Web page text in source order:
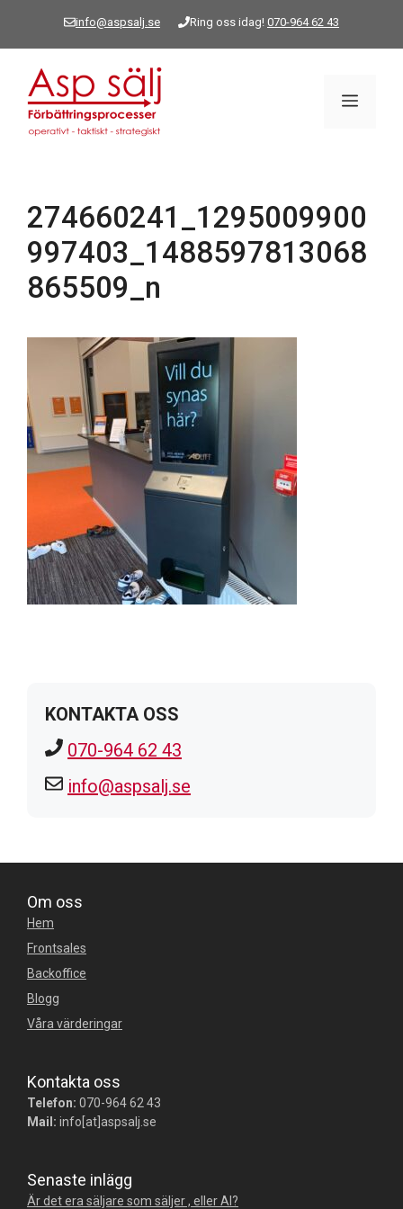
info@aspsalj.se Ring oss idag! 070-964 62 43
Meny
274660241_1295009900
997403_1488597813068
865509_n
KONTAKTA OSS
070-964 62 43
info@aspsalj.se
Om oss
Hem
Frontsales
Backoffice
Blogg
Våra värderingar
Kontakta oss
Telefon: 070-964 62 43
Mail: info[at]aspsalj.se
Senaste inlägg
Är det era säljare som säljer , eller AI?